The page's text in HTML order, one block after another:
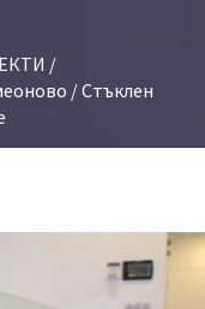
/
/ Стъклен